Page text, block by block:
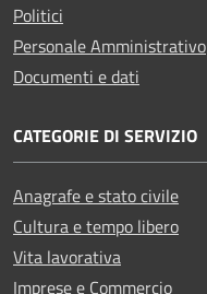
Politici
Personale Amministrativo
Documenti e dati
CATEGORIE DI SERVIZIO
Anagrafe e stato civile
Cultura e tempo libero
Vita lavorativa
Imprese e Commercio